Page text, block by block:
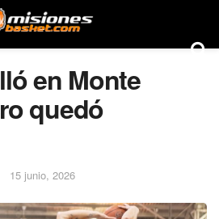
en Monte
quedó
15 junio, 2026